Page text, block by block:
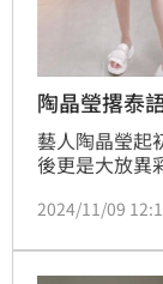
陶晶瑩撂泰
藝人陶晶瑩起
後更是大放異
往泰國旅遊，
2024/11/09